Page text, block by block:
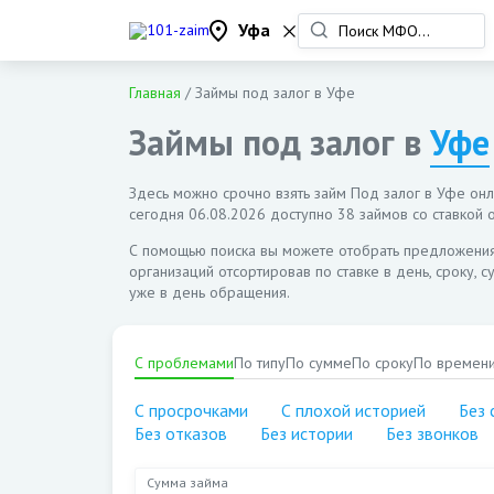
Уфа
Главная /Займы под залог в Уфе
Займы под залог вУфе
Здесь можно срочно взять займ Под залог в Уфе
сегодня 06.08.2026 доступно 38 займов со ставкой
С помощью поиска вы можете отобрать
организаций отсортировав по ставке в день, сроку,
уже в день обращения.
С проблемамиПо типуПо суммеПо срокуПо времени
С просрочками С плохой историей Без
Без отказов
Без истории Без звонков
Сумма займа